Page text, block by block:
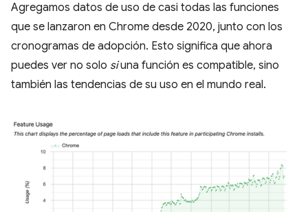
Agregamos datos de uso de casi todas las funciones
que se lanzaron en Chrome desde 2020, junto con los
cronogramas de adopción. Esto significa que ahora
puedes ver no solo siuna función es compatible, sino
también las tendencias de su uso en el mundo real.